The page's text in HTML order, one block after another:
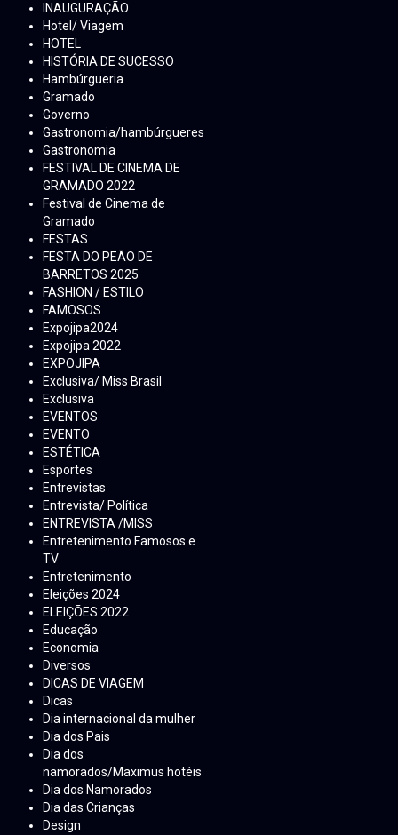
INAUGURAÇÃO
Hotel/ Viagem
HOTEL
HISTÓRIA DE SUCESSO
Hambúrgueria
Gramado
Governo
Gastronomia/hambúrgueres
Gastronomia
FESTIVAL DE CINEMA DE
GRAMADO 2022
Festival de Cinema de
Gramado
FESTAS
FESTA DO PEÃO DE
BARRETOS 2025
FASHION / ESTILO
FAMOSOS
Expojipa2024
Expojipa 2022
EXPOJIPA
Exclusiva/ Miss Brasil
Exclusiva
EVENTOS
EVENTO
ESTÉTICA
Esportes
Entrevistas
Entrevista/ Política
ENTREVISTA /MISS
Entretenimento Famosos e
TV
Entretenimento
Eleições 2024
ELEIÇÕES 2022
Educação
Economia
Diversos
DICAS DE VIAGEM
Dicas
Dia internacional da mulher
Dia dos Pais
Dia dos
namorados/Maximus hotéis
Dia dos Namorados
Dia das Crianças
Design